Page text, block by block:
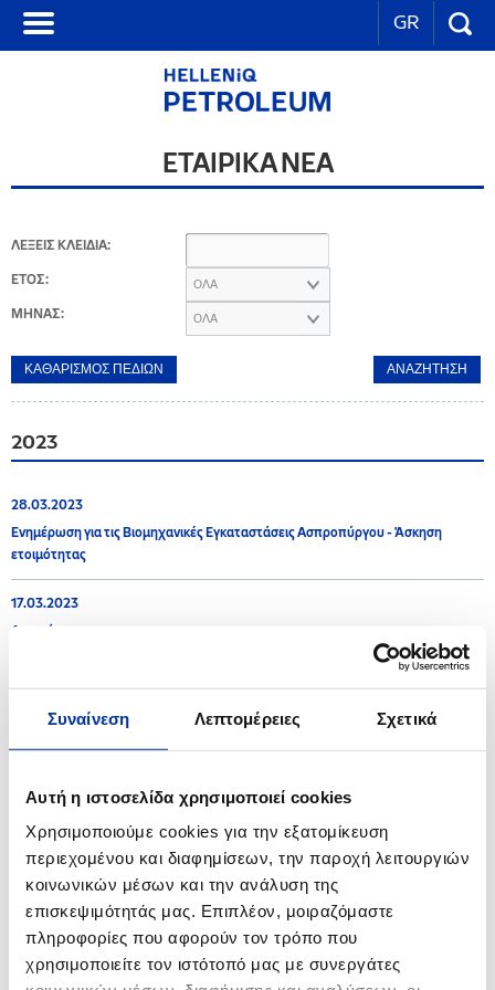
Συναίνεση Λεπτομέρειες Σχετικά
Αυτή η ιστοσελίδα χρησιμοποιεί cookies
Χρησιμοποιούμε cookies για την εξατομίκευση
περιεχομένου και διαφημίσεων, την παροχή λειτουργιών
κοινωνικών μέσων και την ανάλυση της
επισκεψιμότητάς μας. Επιπλέον, μοιραζόμαστε
πληροφορίες που αφορούν τον τρόπο που
χρησιμοποιείτε τον ιστότοπό μας με συνεργάτες
GR
ΕΤΑΙΡΙΚΑ ΝΕΑ
ΛΕΞΕΙΣ ΚΛΕΙΔΙΑ:
ΕΤΟΣ: ΟΛΑ
ΜΗΝΑΣ: ΟΛΑ
2023
28.03.2023
Ενημέρωση για τις Βιομηχανικές Εγκαταστάσεις Ασπροπύργου - Άσκηση
ετοιμότητας
17.03.2023
Ανακοίνωση
«Γαλανόλευκων Αστεριών»
Ανακοίνωση για τις Βιομηχανικές Εγκαταστάσεις Ασπροπύργου και
Ελευσίνας
2022
08.11.2022